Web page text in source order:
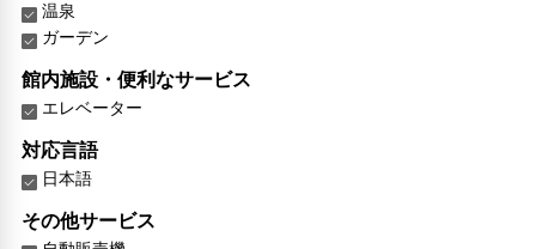
温泉
ガーデン
館内施設・便利なサービス
エレベーター
対応言語
日本語
その他サービス